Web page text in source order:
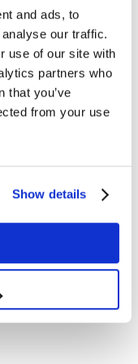
and ads, to
our traffic.
use of our site with
partners who
that you’ve
from your use
Show details
del lavoro
di acconsentire
e promozionali
corsi online